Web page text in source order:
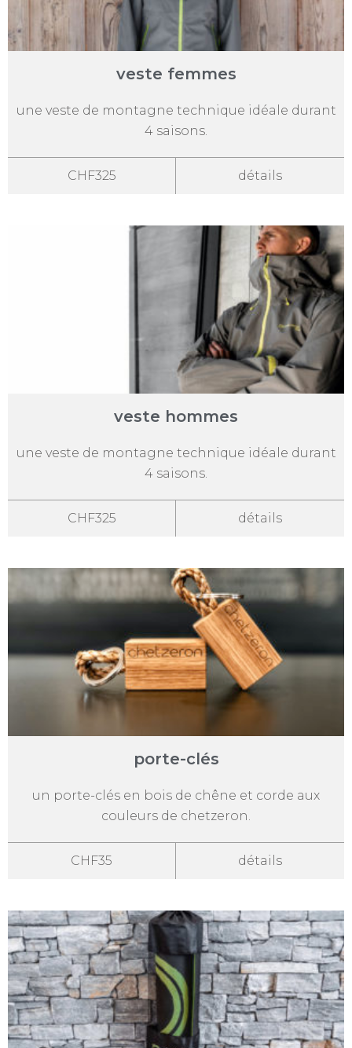
veste femmes
une veste de montagne technique idéale durant
4 saisons.
CHF325 détails
veste hommes
une veste de montagne technique idéale durant
4 saisons.
CHF325 détails
porte-clés
un porte-clés en bois de chêne et corde aux
couleurs de chetzeron.
CHF35 détails